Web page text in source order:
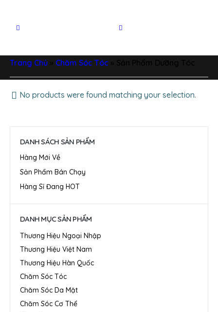
Trang Chủ Chăm Sóc Tóc
No products were found matching your selection.
DANH SÁCH SẢN PHẨM
Hàng Mới Về
Sản Phẩm Bán Chạy
Hàng Sỉ Đang HOT
DANH MỤC SẢN PHẨM
Thương Hiệu Ngoại Nhập
Thương Hiệu Việt Nam
Thương Hiệu Hàn Quốc
Chăm Sóc Tóc
Chăm Sóc Da Mặt
Chăm Sóc Cơ Thể